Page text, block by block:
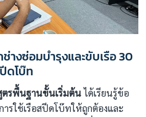
างซ่อมบำรุงและขับเรือ 30
ดโบ๊ท
รพื้นฐานขั้นเริ่มต้นได้เรียนรู้ข้อ
ารใช้เรือสปีดโบ๊ทให้ถูกต้องและ